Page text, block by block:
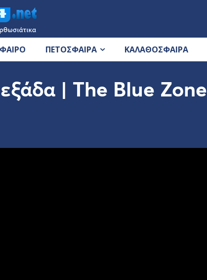
ΠΕΤΟΣΦΑΙΡΑ ΚΑΛΑΘΟΣΦΑΙΡΑ
| The Blue